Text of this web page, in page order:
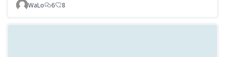
WaLo
6 8